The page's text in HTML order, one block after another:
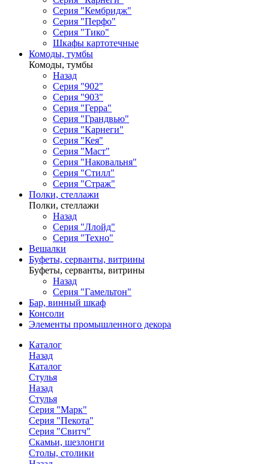
Серия "Кембридж"
Серия "Перфо"
Серия "Тико"
Шкафы картотечные
Комоды, тумбы
Комоды, тумбы
Назад
Серия "902"
Серия "903"
Серия "Герра"
Серия "Грандвью"
Серия "Карнеги"
Серия "Кея"
Серия "Маст"
Серия "Наковальня"
Серия "Стилл"
Серия "Страж"
Полки, стеллажи
Полки, стеллажи
Назад
Серия "Ллойд"
Серия "Техно"
Вешалки
Буфеты, серванты, витрины
Буфеты, серванты, витрины
Назад
Серия "Гамельтон"
Бар, винный шкаф
Консоли
Элементы промышленного декора
Каталог
Назад
Каталог
Стулья
Назад
Стулья
Серия "Марк"
Серия "Пекота"
Серия "Свитч"
Скамьи, шезлонги
Столы, столики